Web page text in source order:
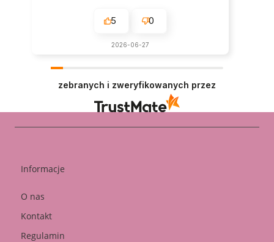
5 0
2026-06-27
zebranych i zweryfikowanych przez
Informacje
O nas
Kontakt
Regulamin